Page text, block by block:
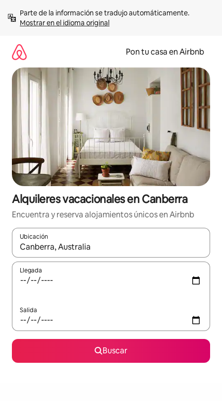
contenidoMostrar en el idioma original
Pon tu casa en Airbnb
Alquileres vacacionales en Canberra
Encuentra y reserva alojamientos únicos en Airbnb
Ubicación
Cuando los resultados estén disponibles, navega con las
Llegada
Salida
Buscar